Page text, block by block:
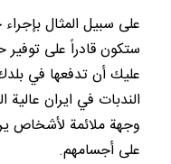
على سبيل المثال
عليك أن تدفعها في
الندبات في ايران عالية
وجهة ملائمة لأشخاص
على أجسامهم.